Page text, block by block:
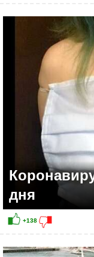
+51
дня